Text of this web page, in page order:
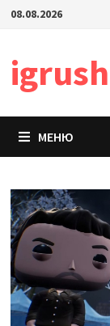
Перейти
08.08.2026
МЕНЮ